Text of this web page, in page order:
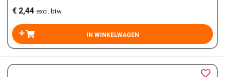
€ 2,44 excl. btw